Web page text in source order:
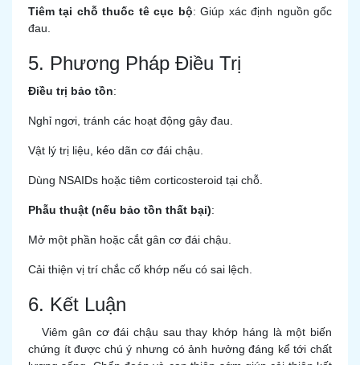
Tiêm tại chỗ thuốc tê cục bộ: Giúp xác định nguồn gốc
đau.
5. Phương Pháp Điều Trị
Điều trị bảo tồn:
Nghỉ ngơi, tránh các hoạt động gây đau.
Vật lý trị liệu, kéo dãn cơ đái chậu.
Dùng NSAIDs hoặc tiêm corticosteroid tại chỗ.
Phẫu thuật (nếu bảo tồn thất bại):
Mở một phần hoặc cắt gân cơ đái chậu.
Cải thiện vị trí chắc cố khớp nếu có sai lệch.
6. Kết Luận
Viêm gân cơ đái chậu sau thay khớp háng là một biến
chứng ít được chú ý nhưng có ảnh hưởng đáng kể tới chất